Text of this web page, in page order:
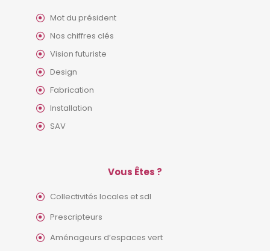
Mot du président
Nos chiffres clés
Vision futuriste
Design
Fabrication
Installation
SAV
Vous Êtes ?
Collectivités locales et sdl
Prescripteurs
Aménageurs d’espaces vert